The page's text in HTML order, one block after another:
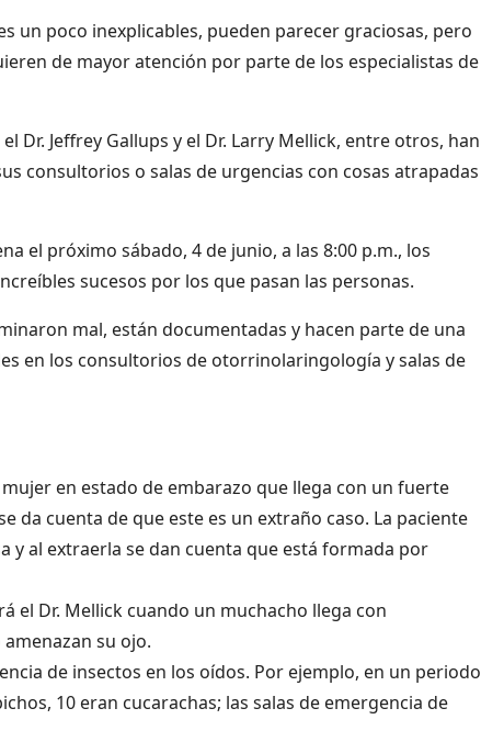
un poco inexplicables, pueden parecer graciosas, pero
de mayor atención por parte de los especialistas de
Dr. Jeffrey Gallups y el Dr. Larry Mellick, entre otros, han
consultorios o salas de urgencias con cosas atrapadas
el próximo sábado, 4 de junio, a las 8:00 p.m., los
sucesos por los que pasan las personas.
mal, están documentadas y hacen parte de una
en los consultorios de otorrinolaringología y salas de
en estado de embarazo que llega con un fuerte
da cuenta de que este es un extraño caso. La paciente
y al extraerla se dan cuenta que está formada por
el Dr. Mellick cuando un muchacho llega con
su ojo.
de insectos en los oídos. Por ejemplo, en un periodo
10 eran cucarachas; las salas de emergencia de